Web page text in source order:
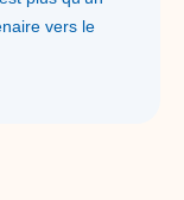
vers le